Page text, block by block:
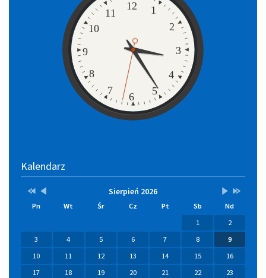
1
2
3
4
5
6
7
8
9
10
11
12
Kalendarz
Lista
wydarzeń
Sierpień 2026Brak
w
Przestaw
na
Przestaw
na
Przestaw
na
Wrzesień
2026
Przestaw
na
Sierpień
2027
Pn Wt Śr Cz Pt Sb
Nd
1
2
3
4 5 6 7 8
9
10
11 12 13 14 15
16
17
18 19 20 21 22
23